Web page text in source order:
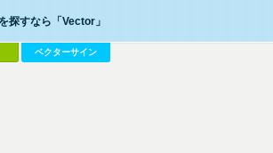
探すなら「Vector」
ベクターサイン